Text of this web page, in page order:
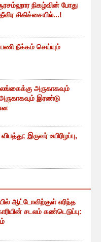
நிகழ்வின் போது
சிகிச்சையில்...!
நீக்கம் செய்யும்
அருகாகவும்
இரண்டு
இருவர் உயிரிழப்பு,
ஆட்டோவிற்குள் எரிந்த
சடலம் கண்டெடுப்பு: